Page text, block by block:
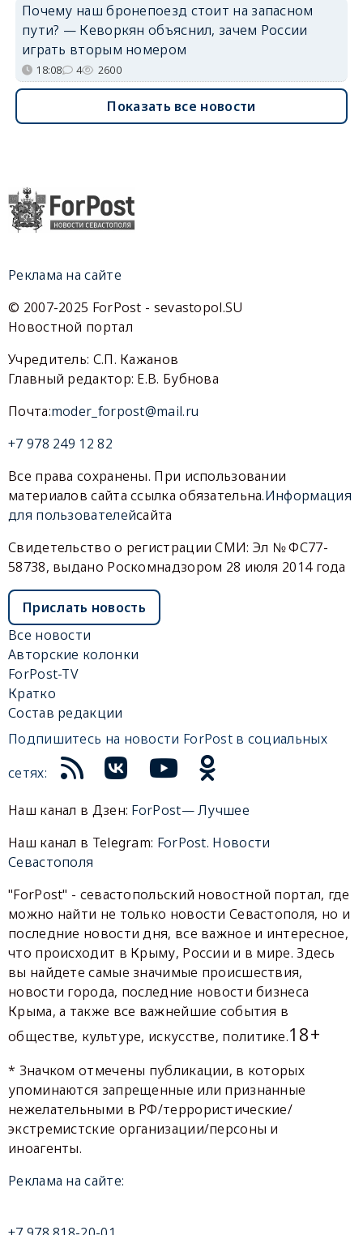
Почему наш бронепоезд стоит на запасном
пути? — Кеворкян объяснил, зачем России
играть вторым номером
18:08 4 2600
Показать все новости
Реклама на сайте
© 2007-2025 ForPost - sevastopol.SU
Новостной портал
Учредитель: С.П. Кажанов
Главный редактор: Е.В. Бубнова
Почта:moder_forpost@mail.ru
+7 978 249 12 82
Все права сохранены. При использовании
материалов сайта ссылка обязательна.Информация
для пользователейсайта
Свидетельство о регистрации СМИ: Эл № ФС77-
58738, выдано Роскомнадзором 28 июля 2014 года
Прислать новость
Все новости
Авторские колонки
ForPost-TV
Кратко
Состав редакции
Подпишитесь на новости ForPost в социальных
сетях:
Наш канал в Дзен: ForPost— Лучшее
Наш канал в Telegram: ForPost. Новости
Севастополя
"ForPost" - севастопольский новостной портал, где
можно найти не только новости Севастополя, но и
последние новости дня, все важное и интересное,
что происходит в Крыму, России и в мире. Здесь
вы найдете самые значимые происшествия,
новости города, последние новости бизнеса
Крыма, а также все важнейшие события в
обществе, культуре, искусстве, политике.18+
* Значком отмечены публикации, в которых
упоминаются запрещенные или признанные
нежелательными в РФ/террористические/
экстремистские организации/персоны и
иноагенты.
Реклама на сайте: